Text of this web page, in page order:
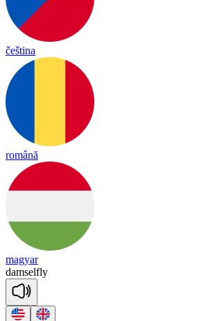
čeština
română
magyar
damselfly